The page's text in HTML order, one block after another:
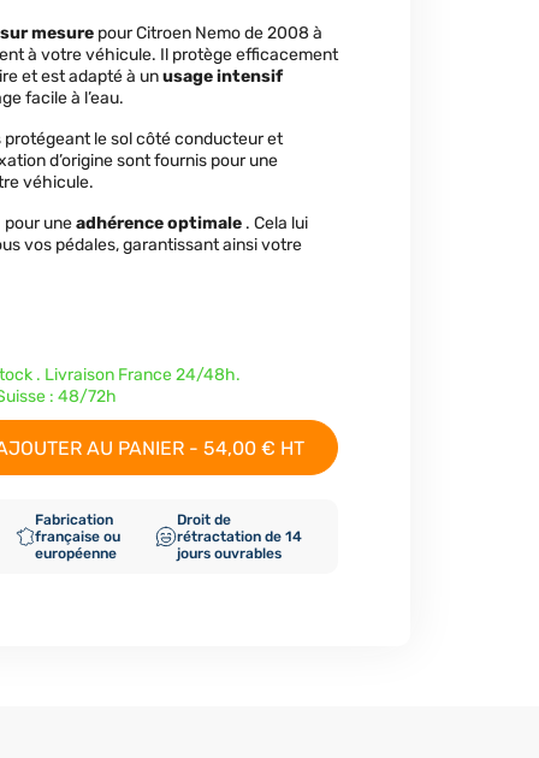
sur mesure pour Citroen Nemo de 2008 à
à votre véhicule. Il protège efficacement
et est adapté à unusage intensif
facile à l’eau.
le sol côté conducteur et
d’origine sont fournis pour une
véhicule.
uneadhérence optimale . Cela lui
vos pédales, garantissant ainsi votre
. Livraison France 24/48h.
: 48/72h
AU PANIER - 54,00 € HT
Fabrication
française ou
européenne
Droit de
rétractation de 14
jours ouvrables